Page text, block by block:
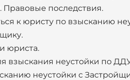
последствия.
к юристу по взысканию
юриста.
взыскания неустойки по
неустойки с